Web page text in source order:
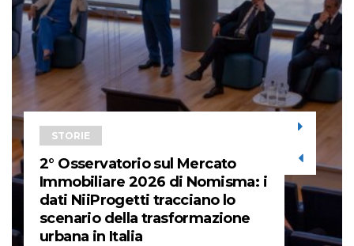
STORIE
2° Osservatorio sul Mercato
Immobiliare 2026 di Nomisma: i
dati NiiProgetti tracciano lo
scenario della trasformazione
urbana in Italia